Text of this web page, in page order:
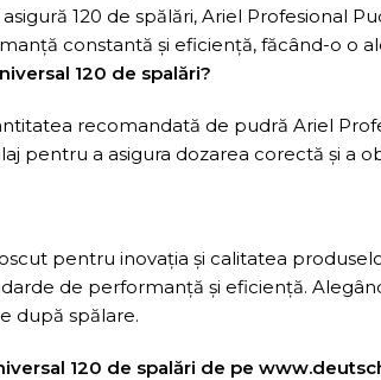
120 de spălări, Ariel Profesional
constantă și eficiență, făcând-o o
120 de spalări?
recomandată de pudră Ariel
pentru a asigura dozarea corectă și a
pentru inovația și calitatea
de performanță și eficiență.
după spălare.
120 de spalări de pe